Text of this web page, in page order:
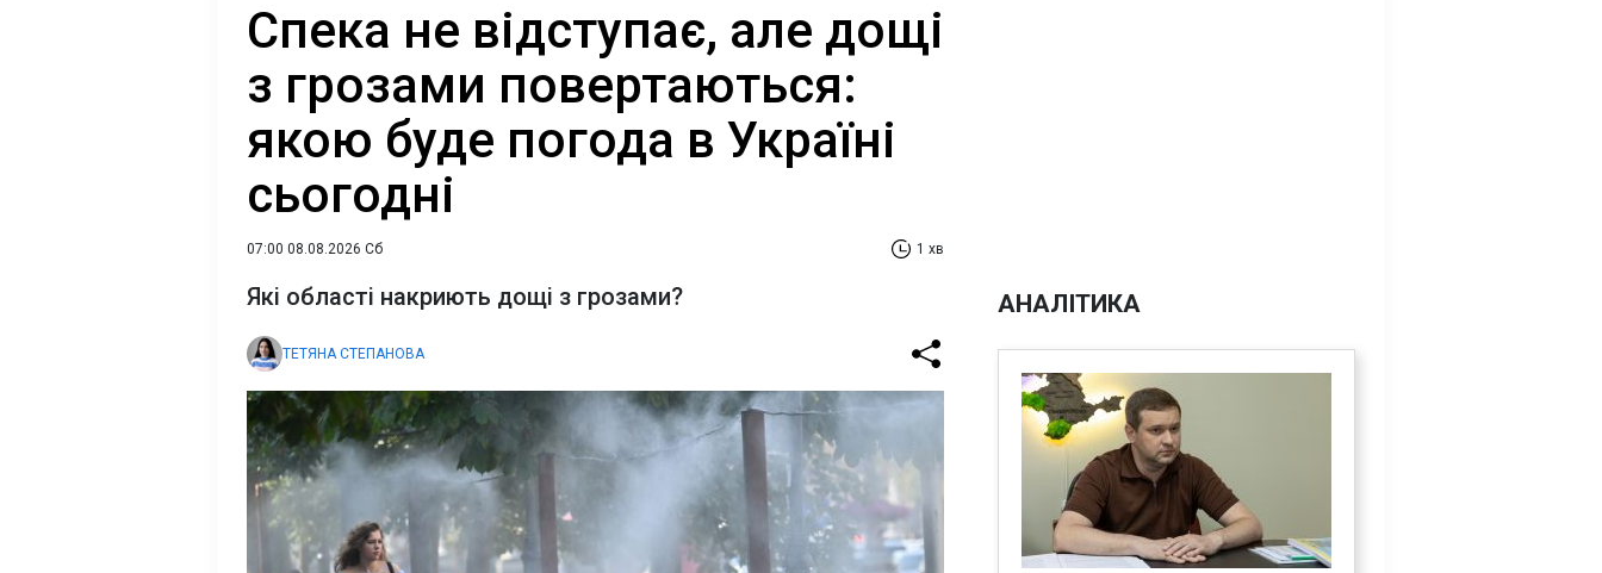
Спека не відступає, але дощі
з грозами повертаються:
якою буде погода в Україні
сьогодні
07:00 08.08.2026 Сб 1 хв
Які області накриють дощі з грозами?
ТЕТЯНА СТЕПАНОВА
АНАЛІТИКА